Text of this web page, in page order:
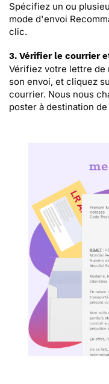
Spécifiez un ou
mode d'envoi
clic.
3. Vérifier le courrier
Vérifiez votre lettre de
son envoi, et cliquez
courrier. Nous nous
poster à destination